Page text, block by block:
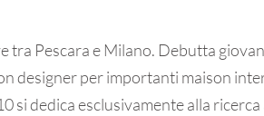
tra Pescara e Milano. Debutta
designer per importanti maison
si dedica esclusivamente alla